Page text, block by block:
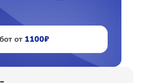
от 1100₽